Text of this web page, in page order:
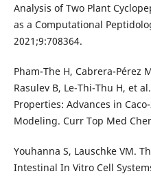
Analysis of Two Plant
as a Computational
2021;9:708364.
Pham-The H, Cabrera-Pérez
Rasulev B, Le-Thi-Thu H, et
Properties: Advances in
Modeling. Curr Top Med
Youhanna S, Lauschke VM.
Intestinal In Vitro Cell